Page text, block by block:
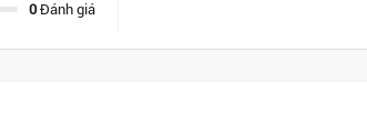
0Đánh giá